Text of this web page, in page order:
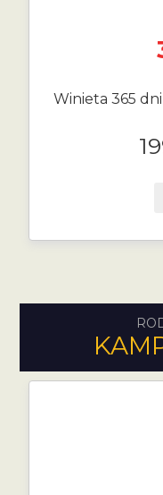
Winieta 365